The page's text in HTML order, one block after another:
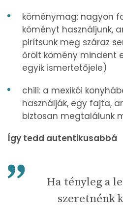
köménymag: nagyon
köményt használjunk,
pirítsunk meg száraz
őrölt kömény mindent
egyik ismertetőjele)
chili: a mexikói
használják, egy fajta,
biztosan megtalálunk
Így tedd autentikusabbá
Ha tényleg a
szeretnénk